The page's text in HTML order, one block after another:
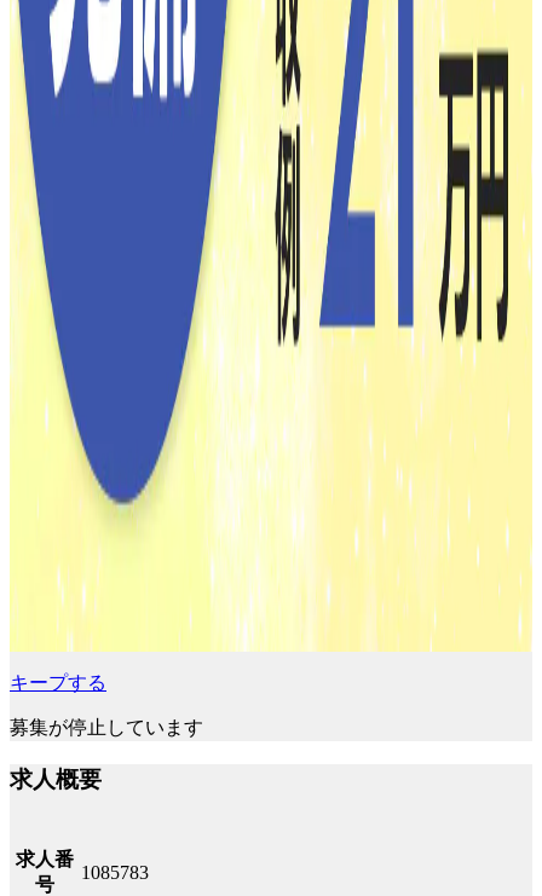
キープする
募集が停止しています
求人概要
求人番
号
1085783